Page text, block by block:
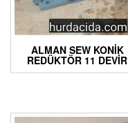
ALMAN SEW KONIK
REDÜKTÖR 11 DEVIR